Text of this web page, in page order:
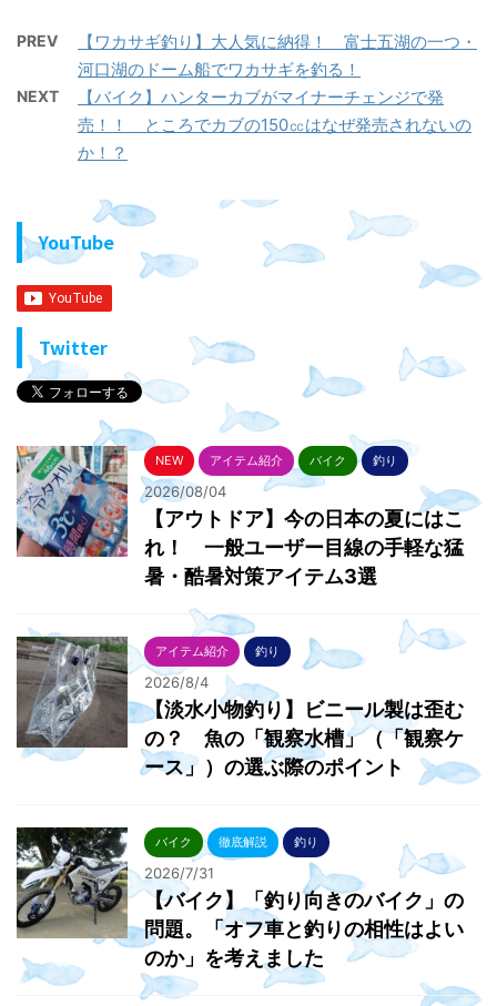
PREV
【ワカサギ釣り】大人気に納得！ 富士五湖の一つ・
河口湖のドーム船でワカサギを釣る！
NEXT
【バイク】ハンターカブがマイナーチェンジで発
売！！ ところでカブの150㏄はなぜ発売されないの
か！？
YouTube
Twitter
NEW アイテム紹介 バイク 釣り
2026/08/04
【アウトドア】今の日本の夏にはこ
れ！ 一般ユーザー目線の手軽な猛
暑・酷暑対策アイテム3選
アイテム紹介 釣り
2026/8/4
【淡水小物釣り】ビニール製は歪む
の？ 魚の「観察水槽」（「観察ケ
ース」）の選ぶ際のポイント
バイク 徹底解説 釣り
2026/7/31
【バイク】「釣り向きのバイク」の
問題。「オフ車と釣りの相性はよい
のか」を考えました